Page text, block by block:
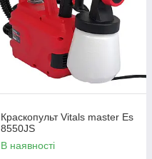
Краскопульт Vitals master Es
8550JS
В наявності